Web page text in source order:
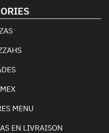
MENU
EN LIVRAISON